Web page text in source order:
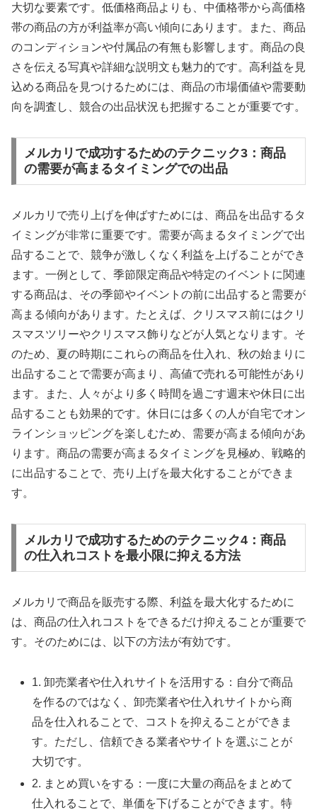
大切な要素です。低価格商品よりも、中価格帯から高価格
帯の商品の方が利益率が高い傾向にあります。また、商品
のコンディションや付属品の有無も影響します。商品の良
さを伝える写真や詳細な説明文も魅力的です。高利益を見
込める商品を見つけるためには、商品の市場価値や需要動
向を調査し、競合の出品状況も把握することが重要です。
メルカリで成功するためのテクニック3：商品
の需要が高まるタイミングでの出品
メルカリで売り上げを伸ばすためには、商品を出品するタ
イミングが非常に重要です。需要が高まるタイミングで出
品することで、競争が激しくなく利益を上げることができ
ます。一例として、季節限定商品や特定のイベントに関連
する商品は、その季節やイベントの前に出品すると需要が
高まる傾向があります。たとえば、クリスマス前にはクリ
スマスツリーやクリスマス飾りなどが人気となります。そ
のため、夏の時期にこれらの商品を仕入れ、秋の始まりに
出品することで需要が高まり、高値で売れる可能性があり
ます。また、人々がより多く時間を過ごす週末や休日に出
品することも効果的です。休日には多くの人が自宅でオン
ラインショッピングを楽しむため、需要が高まる傾向があ
ります。商品の需要が高まるタイミングを見極め、戦略的
に出品することで、売り上げを最大化することができま
す。
メルカリで成功するためのテクニック4：商品
の仕入れコストを最小限に抑える方法
メルカリで商品を販売する際、利益を最大化するために
は、商品の仕入れコストをできるだけ抑えることが重要で
す。そのためには、以下の方法が有効です。
1. 卸売業者や仕入れサイトを活用する：自分で商品
を作るのではなく、卸売業者や仕入れサイトから商
品を仕入れることで、コストを抑えることができま
す。ただし、信頼できる業者やサイトを選ぶことが
大切です。
2. まとめ買いをする：一度に大量の商品をまとめて
仕入れることで、単価を下げることができます。特